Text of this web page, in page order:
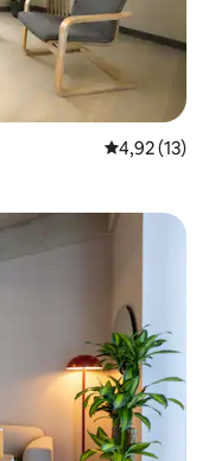
Note
4,92 (13)